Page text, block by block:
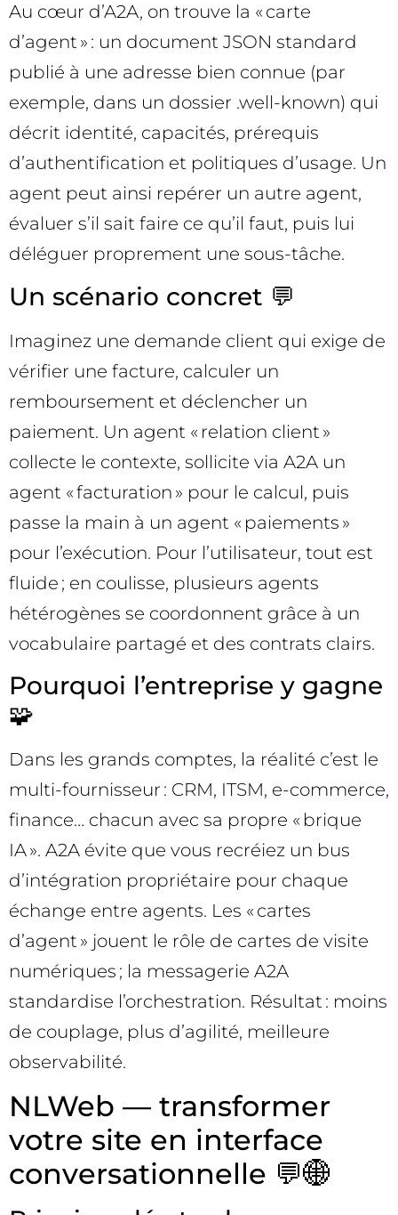
Au cœur d’A2A, on trouve la « carte
d’agent » : un document JSON standard
publié à une adresse bien connue (par
exemple, dans un dossier .well-known) qui
décrit identité, capacités, prérequis
d’authentification et politiques d’usage. Un
agent peut ainsi repérer un autre agent,
évaluer s’il sait faire ce qu’il faut, puis lui
déléguer proprement une sous-tâche.
Un scénario concret 💬
Imaginez une demande client qui exige de
vérifier une facture, calculer un
remboursement et déclencher un
paiement. Un agent « relation client »
collecte le contexte, sollicite via A2A un
agent « facturation » pour le calcul, puis
passe la main à un agent « paiements »
pour l’exécution. Pour l’utilisateur, tout est
fluide ; en coulisse, plusieurs agents
hétérogènes se coordonnent grâce à un
vocabulaire partagé et des contrats clairs.
Pourquoi l’entreprise y gagne
🧩
Dans les grands comptes, la réalité c’est le
multi-fournisseur : CRM, ITSM, e-commerce,
finance… chacun avec sa propre « brique
IA ». A2A évite que vous recréiez un bus
d’intégration propriétaire pour chaque
échange entre agents. Les « cartes
d’agent » jouent le rôle de cartes de visite
numériques ; la messagerie A2A
standardise l’orchestration. Résultat : moins
de couplage, plus d’agilité, meilleure
observabilité.
NLWeb — transformer
votre site en interface
conversationnelle 💬🌐